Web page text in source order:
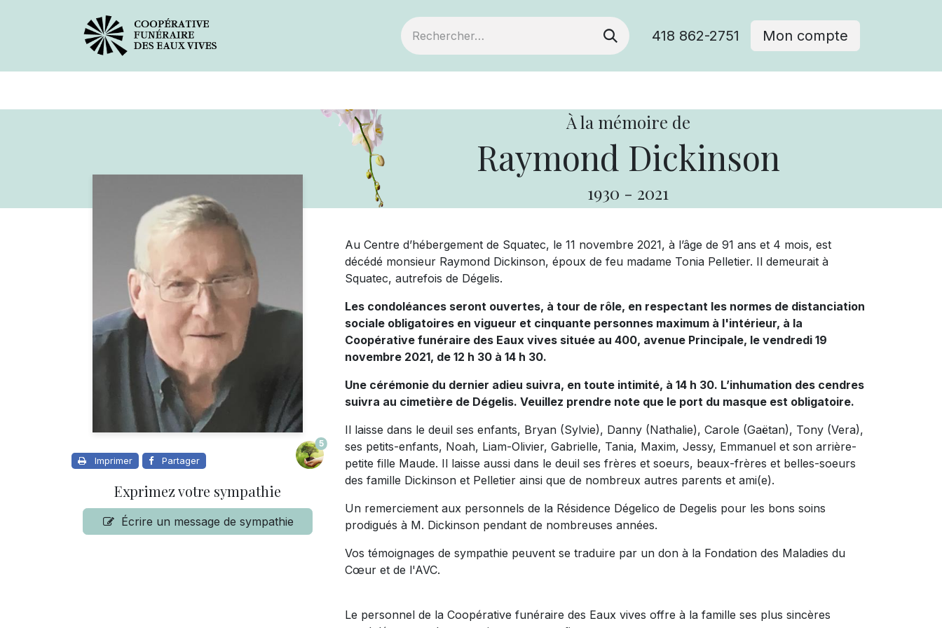
418 862-2751 Mon compte
À la mémoire de
Raymond Dickinson
1930 - 2021
Imprimer Partager
5
Exprimez votre sympathie
Écrire un message de sympathie
Au Centre d’hébergement de Squatec, le 11 novembre 2021, à l’âge de 91 ans et 4 mois, est
décédé monsieur Raymond Dickinson, époux de feu madame Tonia Pelletier. Il demeurait à
Squatec, autrefois de Dégelis.
Les condoléances seront ouvertes, à tour de rôle, en respectant les normes de distanciation
sociale obligatoires en vigueur et cinquante personnes maximum à l'intérieur, à la
Coopérative funéraire des Eaux vives située au 400, avenue Principale, le vendredi 19
novembre 2021, de 12 h 30 à 14 h 30.
Une cérémonie du dernier adieu suivra, en toute intimité, à 14 h 30. L’inhumation des cendres
suivra au cimetière de Dégelis. Veuillez prendre note que le port du masque est obligatoire.
Il laisse dans le deuil ses enfants, Bryan (Sylvie), Danny (Nathalie), Carole (Gaëtan), Tony (Vera),
ses petits-enfants, Noah, Liam-Olivier, Gabrielle, Tania, Maxim, Jessy, Emmanuel et son arrière-
petite fille Maude. Il laisse aussi dans le deuil ses frères et soeurs, beaux-frères et belles-soeurs
des famille Dickinson et Pelletier ainsi que de nombreux autres parents et ami(e).
Un remerciement aux personnels de la Résidence Dégelico de Degelis pour les bons soins
prodigués à M. Dickinson pendant de nombreuses années.
Vos témoignages de sympathie peuvent se traduire par un don à la Fondation des Maladies du
Cœur et de l'AVC.
Le personnel de la Coopérative funéraire des Eaux vives offre à la famille ses plus sincères